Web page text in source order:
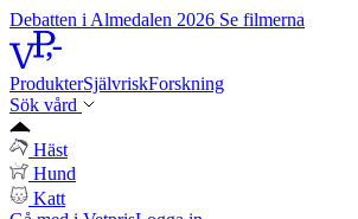
Debatten i Almedalen 2026 Se filmerna
ProdukterSjälvriskForskning
Sök vård
Häst
Hund
Katt